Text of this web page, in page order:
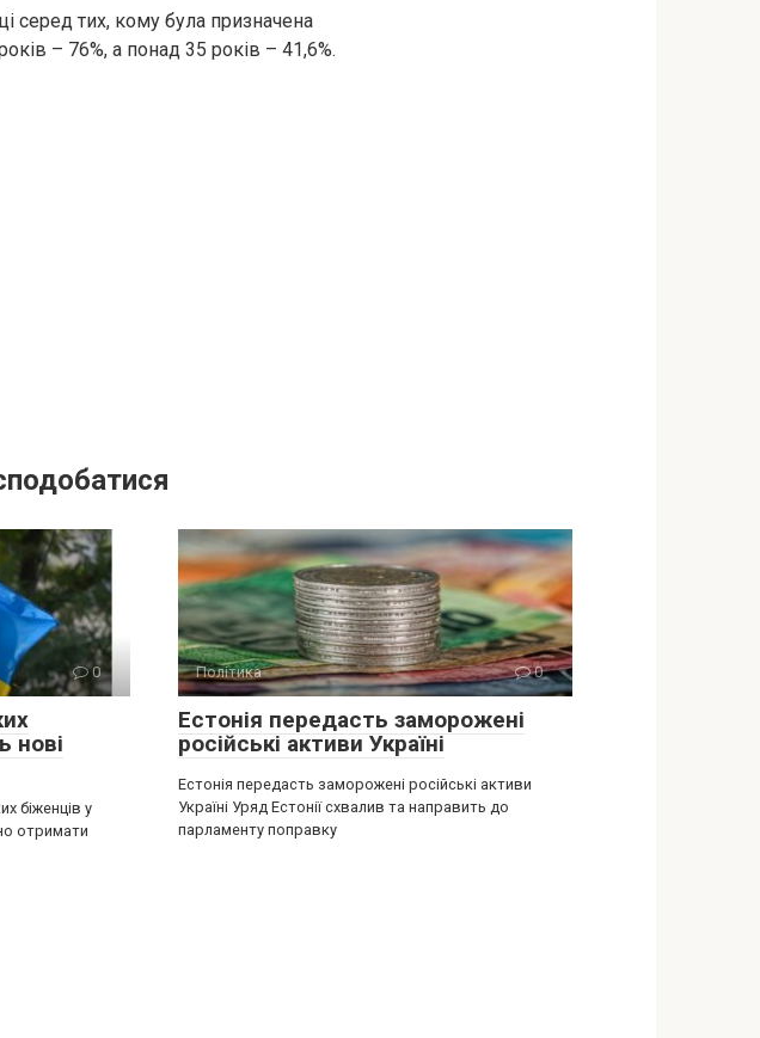
серед тих, кому була призначена
– 76%, а понад 35 років – 41,6%.
0
нові
біженців у
отримати
Політика 0
Естонія передасть заморожені
російські активи Україні
Естонія передасть заморожені російські активи
Україні Уряд Естонії схвалив та направить до
парламенту поправку